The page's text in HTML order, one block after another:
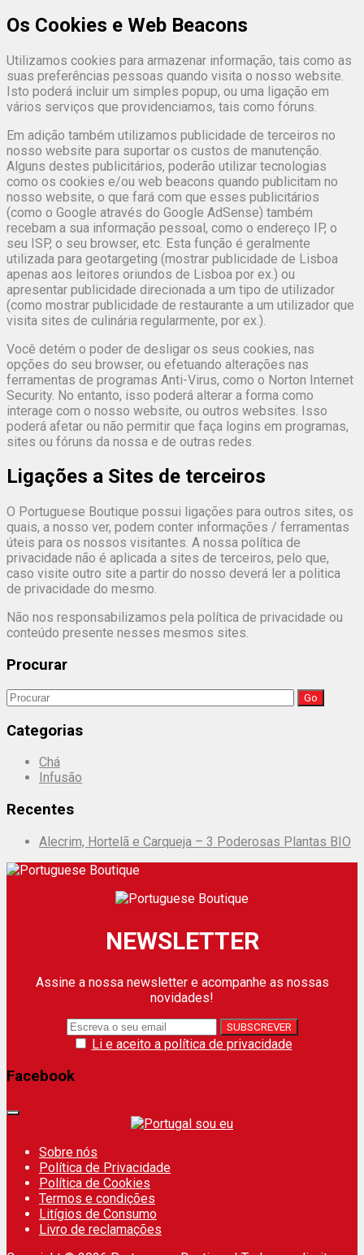
Os Cookies e Web Beacons
Utilizamos cookies para armazenar informação, tais como as
suas preferências pessoas quando visita o nosso website.
Isto poderá incluir um simples popup, ou uma ligação em
vários serviços que providenciamos, tais como fóruns.
Em adição também utilizamos publicidade de terceiros no
nosso website para suportar os custos de manutenção.
Alguns destes publicitários, poderão utilizar tecnologias
como os cookies e/ou web beacons quando publicitam no
nosso website, o que fará com que esses publicitários
(como o Google através do Google AdSense) também
recebam a sua informação pessoal, como o endereço IP, o
seu ISP, o seu browser, etc. Esta função é geralmente
utilizada para geotargeting (mostrar publicidade de Lisboa
apenas aos leitores oriundos de Lisboa por ex.) ou
apresentar publicidade direcionada a um tipo de utilizador
(como mostrar publicidade de restaurante a um utilizador que
visita sites de culinária regularmente, por ex.).
Você detém o poder de desligar os seus cookies, nas
opções do seu browser, ou efetuando alterações nas
ferramentas de programas Anti-Virus, como o Norton Internet
Security. No entanto, isso poderá alterar a forma como
interage com o nosso website, ou outros websites. Isso
poderá afetar ou não permitir que faça logins em programas,
sites ou fóruns da nossa e de outras redes.
Ligações a Sites de terceiros
O Portuguese Boutique possui ligações para outros sites, os
quais, a nosso ver, podem conter informações / ferramentas
úteis para os nossos visitantes. A nossa política de
privacidade não é aplicada a sites de terceiros, pelo que,
caso visite outro site a partir do nosso deverá ler a politica
de privacidade do mesmo.
Não nos responsabilizamos pela política de privacidade ou
conteúdo presente nesses mesmos sites.
Procurar
Search
for:
Categorias
Chá
Infusão
Recentes
Alecrim, Hortelã e Carqueja – 3 Poderosas Plantas BIO
NEWSLETTER
Assine a nossa newsletter e acompanhe as nossas
novidades!
Li e aceito a política de privacidade
Facebook
Sobre nós
Política de Privacidade
Política de Cookies
Termos e condições
Litígios de Consumo
Livro de reclamações